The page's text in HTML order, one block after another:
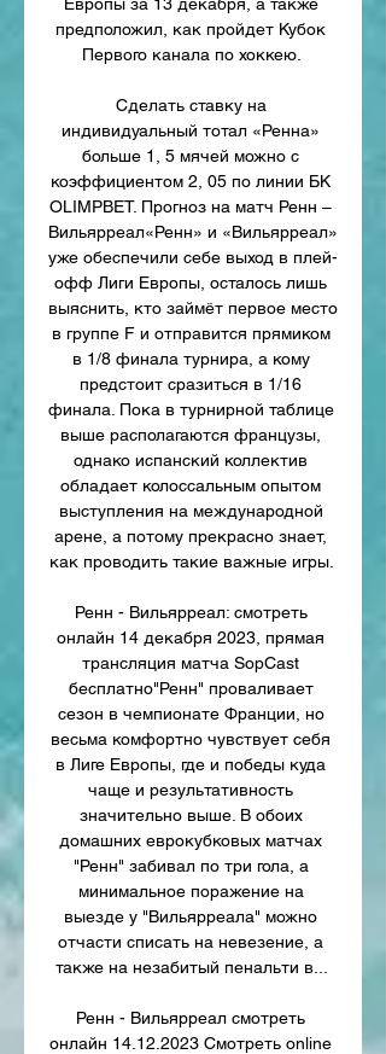
предположил, как пройдет Кубок
Первого канала по хоккею.
Сделать ставку на
индивидуальный тотал «Ренна»
больше 1, 5 мячей можно с
коэффициентом 2, 05 по линии БК
OLIMPBET. Прогноз на матч Ренн –
Вильярреал«Ренн» и «Вильярреал»
уже обеспечили себе выход в плей-
офф Лиги Европы, осталось лишь
выяснить, кто займёт первое место
в группе F и отправится прямиком
в 1/8 финала турнира, а кому
предстоит сразиться в 1/16
финала. Пока в турнирной таблице
выше располагаются французы,
однако испанский коллектив
обладает колоссальным опытом
выступления на международной
арене, а потому прекрасно знает,
как проводить такие важные игры.
Ренн - Вильярреал: смотреть
онлайн 14 декабря 2023, прямая
трансляция матча SopCast
бесплатно"Ренн" проваливает
сезон в чемпионате Франции, но
весьма комфортно чувствует себя
в Лиге Европы, где и победы куда
чаще и результативность
значительно выше. В обоих
домашних еврокубковых матчах
"Ренн" забивал по три гола, а
минимальное поражение на
выезде у "Вильярреала" можно
отчасти списать на невезение, а
также на незабитый пенальти в...
Ренн - Вильярреал смотреть
онлайн 14.12.2023 Смотреть online